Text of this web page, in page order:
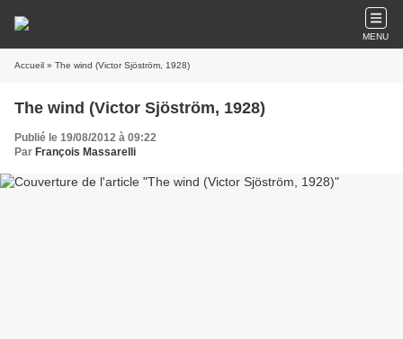
MENU
Accueil » The wind (Victor Sjöström, 1928)
The wind (Victor Sjöström, 1928)
Publié le 19/08/2012 à 09:22
Par François Massarelli